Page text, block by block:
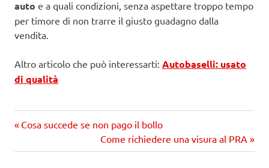
auto e a quali condizioni, senza aspettare troppo tempo
per timore di non trarre il giusto guadagno dalla
vendita.
Altro articolo che può interessarti: Autobaselli: usato
di qualità
Navigazione
articoli
Precedente
Cosa succede se non pago il bollo
Prossimo
articolo
Come richiedere una visura al PRA